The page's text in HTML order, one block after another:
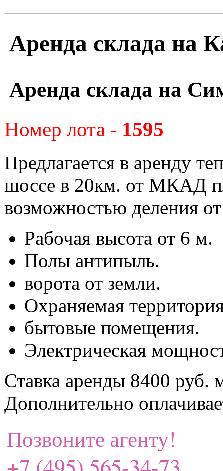
Аренда склада на
Аренда склада на
Номер лота - 1595
Предлагается в аренду
шоссе в 20км. от МКАД
возможностью деления
Рабочая высота от 6 м.
Полы антипыль.
ворота от земли.
Охраняемая
бытовые помещения.
Электрическая
Ставка аренды 8400
Дополнительно
Позвоните агенту!